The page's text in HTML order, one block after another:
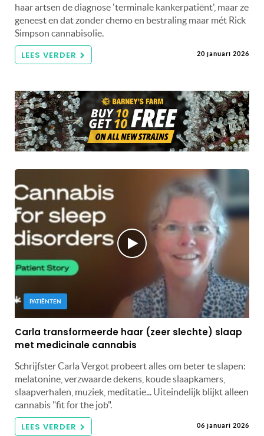
haar artsen de diagnose 'terminale kankerpatiënt', maar ze
geneest en dat zonder chemo en bestraling maar mét Rick
Simpson cannabisolie.
LEES VERDER 20 januari 2026
PATIËNTEN
Carla transformeerde haar (zeer slechte) slaap
met medicinale cannabis
Schrijfster Carla Vergot probeert alles om beter te slapen:
melatonine, verzwaarde dekens, koude slaapkamers,
slaapverhalen, muziek, meditatie... Uiteindelijk blijkt alleen
cannabis "fit for the job".
LEES VERDER 06 januari 2026